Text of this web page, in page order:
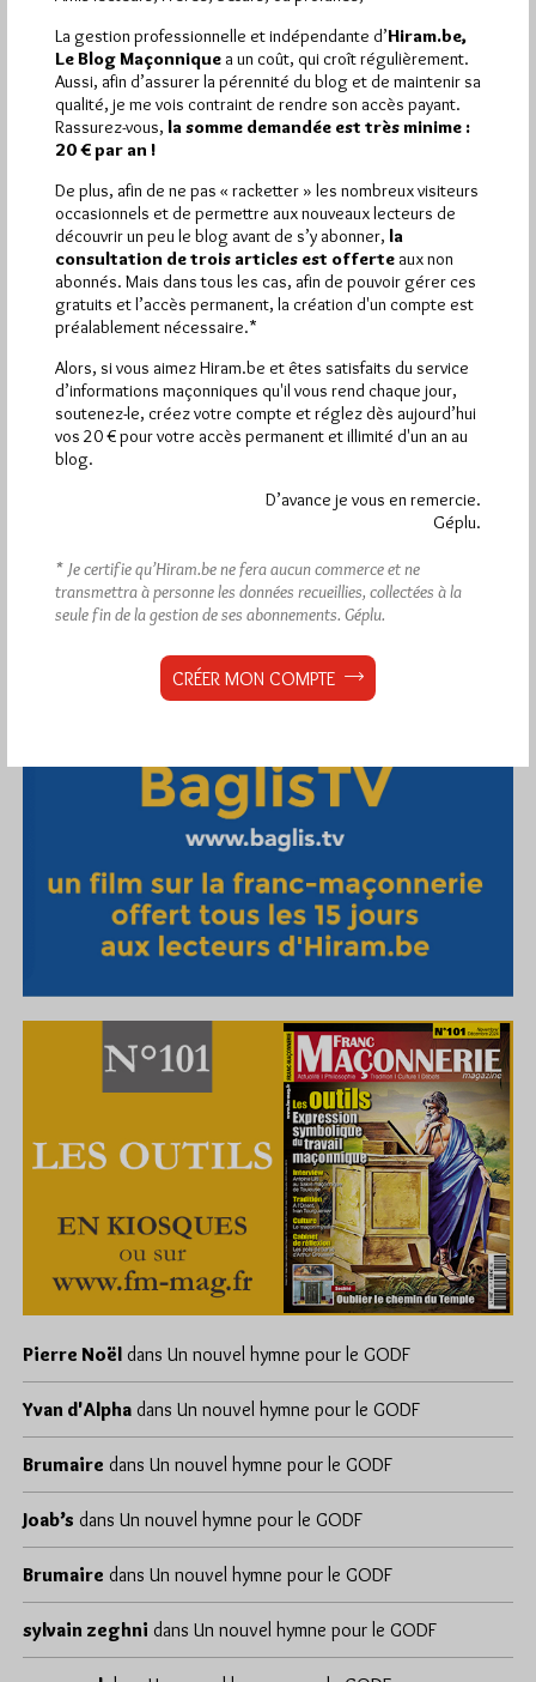
Hier jeudi 6 août 2026, Hiram.be a reçu1 672 visites
2 608 pagesont été lues (Source : Pirsch.io)
Plus d’informations
Pierre Noël dans Un nouvel hymne pour le GODF
Yvan d'Alpha dans Un nouvel hymne pour le GODF
Brumaire dans Un nouvel hymne pour le GODF
Joab’s dans Un nouvel hymne pour le GODF
Brumaire dans Un nouvel hymne pour le GODF
sylvain zeghni dans Un nouvel hymne pour le GODF
La gestion professionnelle et indépendante d’Hiram.be,
Le Blog Maçonnique a un coût, qui croît régulièrement.
Aussi, afin d’assurer la pérennité du blog et de maintenir sa
qualité, je me vois contraint de rendre son accès payant.
Rassurez-vous, la somme demandée est très minime :
20 € par an !
De plus, afin de ne pas « racketter » les nombreux visiteurs
occasionnels et de permettre aux nouveaux lecteurs de
découvrir un peu le blog avant de s’y abonner, la
consultation de trois articles est offerte aux non
abonnés. Mais dans tous les cas, afin de pouvoir gérer ces
gratuits et l’accès permanent, la création d'un compte est
préalablement nécessaire.*
Alors, si vous aimez Hiram.be et êtes satisfaits du service
d’informations maçonniques qu'il vous rend chaque jour,
soutenez-le, créez votre compte et réglez dès aujourd’hui
vos 20 € pour votre accès permanent et illimité d'un an au
blog.
D’avance je vous en remercie.
Géplu.
* Je certifie qu’Hiram.be ne fera aucun commerce et ne
transmettra à personne les données recueillies, collectées à la
seule fin de la gestion de ses abonnements. Géplu.
CRÉER MON COMPTE